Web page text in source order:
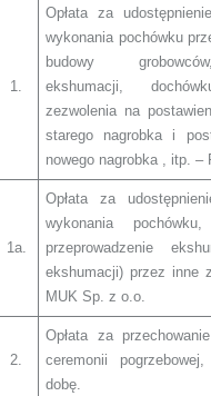
1.
Opłata za
wykonania pochówku
budowy
ekshumacji,
zezwolenia na
starego nagrobka i
nowego nagrobka , itp. –
1a.
Opłata za
wykonania
przeprowadzenie
ekshumacji) przez inne
MUK Sp. z o.o.
2.
Opłata za
ceremonii
dobę.